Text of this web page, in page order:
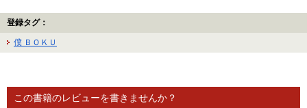
登録タグ：
僕 ＢＯＫＵ
この書籍のレビューを書きませんか？